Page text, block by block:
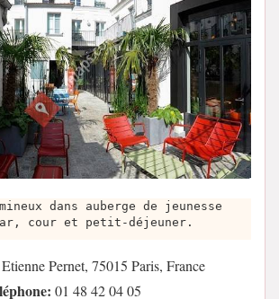
dans auberge de jeunesse
cour et petit-déjeuner.
Pernet, 75015 Paris, France
01 48 42 04 05